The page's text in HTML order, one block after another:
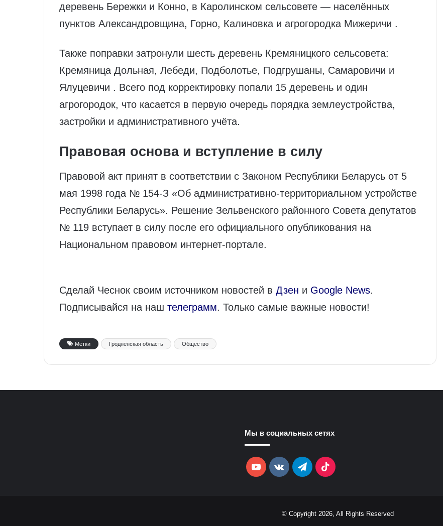
деревень Бережки и Конно, в Каролинском сельсовете — населённых
пунктов Александровщина, Горно, Калиновка и агрогородка Мижеричи .
Также поправки затронули шесть деревень Кремяницкого сельсовета:
Кремяница Дольная, Лебеди, Подболотье, Подгрушаны, Самаровичи и
Ялуцевичи . Всего под корректировку попали 15 деревень и один
агрогородок, что касается в первую очередь порядка землеустройства,
застройки и административного учёта.
Правовая основа и вступление в силу
Правовой акт принят в соответствии с Законом Республики Беларусь от 5
мая 1998 года № 154‑З «Об административно‑территориальном устройстве
Республики Беларусь». Решение Зельвенского районного Совета депутатов
№ 119 вступает в силу после его официального опубликования на
Национальном правовом интернет‑портале.
Сделай Чеснок своим источником новостей в Дзен и Google News.
Подписывайся на наш телеграмм. Только самые важные новости!
Метки Гродненская область Общество
Мы в социальных сетях
YouTubevk.comTelegramTikTok
© Copyright 2026, All Rights Reserved